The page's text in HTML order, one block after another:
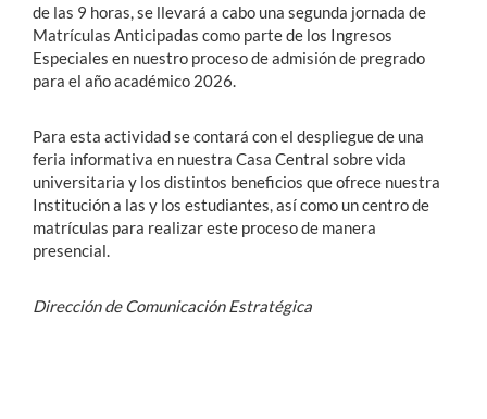
de las 9 horas, se llevará a cabo una segunda jornada de
Matrículas Anticipadas como parte de los Ingresos
Especiales en nuestro proceso de admisión de pregrado
para el año académico 2026.
Para esta actividad se contará con el despliegue de una
feria informativa en nuestra Casa Central sobre vida
universitaria y los distintos beneficios que ofrece nuestra
Institución a las y los estudiantes, así como un centro de
matrículas para realizar este proceso de manera
presencial.
Dirección de Comunicación Estratégica